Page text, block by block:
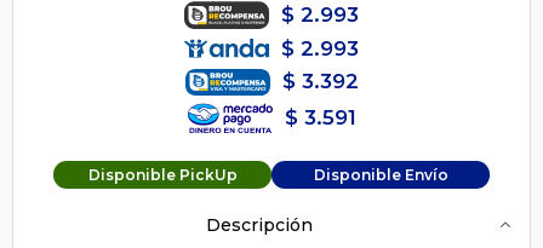
$ 2.993
$ 2.993
$ 3.392
$ 3.591
Disponible PickUp Disponible Envío
Descripción